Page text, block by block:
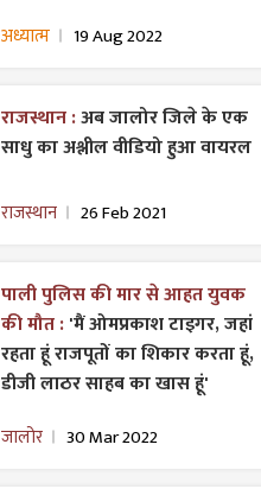
अध्यात्म 19 Aug 2022
राजस्थान :अब जालोर जिले के एक
साधु का अश्लील वीडियो हुआ वायरल
राजस्थान 26 Feb 2021
पाली पुलिस की मार से आहत युवक
की मौत :'मैं ओमप्रकाश टाइगर, जहां
रहता हूं राजपूतों का शिकार करता हूं,
डीजी लाठर साहब का खास हूं'
जालोर 30 Mar 2022